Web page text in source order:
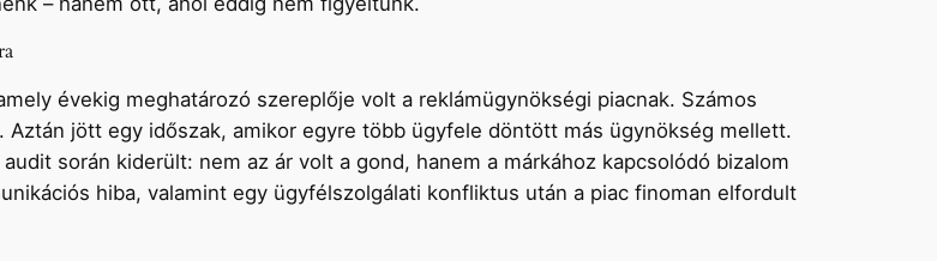
évekig meghatározó szereplője volt a reklámügynökségi piacnak. Számos
jött egy időszak, amikor egyre több ügyfele döntött más ügynökség mellett.
során kiderült: nem az ár volt a gond, hanem a márkához kapcsolódó bizalom
hiba, valamint egy ügyfélszolgálati konfliktus után a piac finoman elfordult